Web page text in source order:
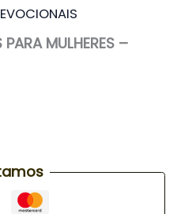
MULHERES –